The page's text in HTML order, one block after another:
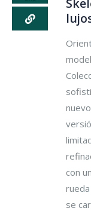
con
se